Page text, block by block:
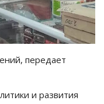
передает
и развития